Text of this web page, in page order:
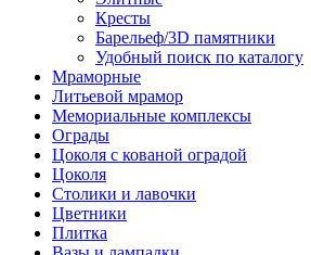
Кресты
Барельеф/3D памятники
Удобный поиск по каталогу
Мраморные
Литьевой мрамор
Мемориальные комплексы
Ограды
Цоколя с кованой оградой
Цоколя
Столики и лавочки
Цветники
Плитка